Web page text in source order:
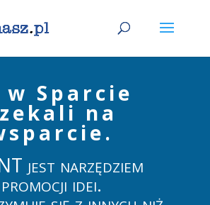
Sparcie
na
jest narzędziem
promocji idei.